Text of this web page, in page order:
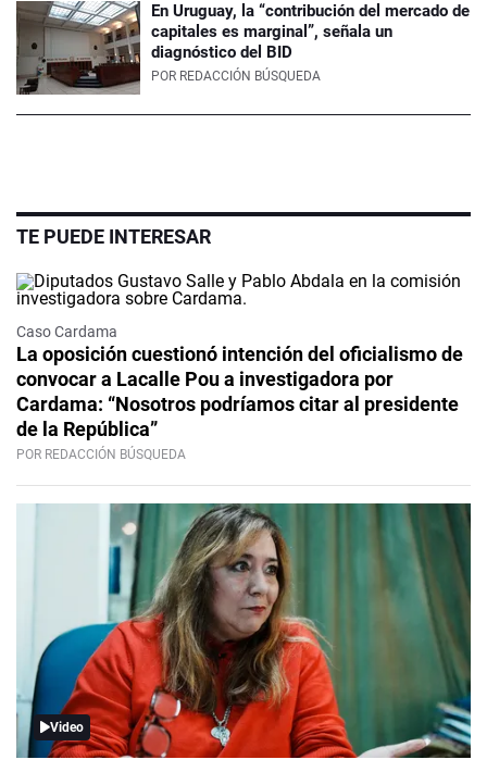
En Uruguay, la “contribución del mercado de
capitales es marginal”, señala un
diagnóstico del BID
POR REDACCIÓN BÚSQUEDA
TE PUEDE INTERESAR
Caso Cardama
La oposición cuestionó intención del oficialismo de
convocar a Lacalle Pou a investigadora por
Cardama: “Nosotros podríamos citar al presidente
de la República”
POR REDACCIÓN BÚSQUEDA
Video